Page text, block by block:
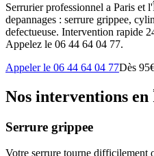
Serrurier professionnel a Paris et
depannages : serrure grippee,
defectueuse. Intervention rapide
Appelez le 06 44 64 04 77.
Appeler le 06 44 64 04 77Dès
Nos interventions
Serrure grippee
Votre serrure tourne difficilement